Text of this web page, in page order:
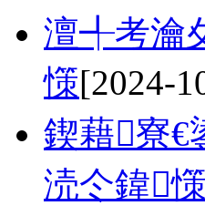
澶╃考瀹
憡[2024-
鍥藉寮€
涜仒鍏憡